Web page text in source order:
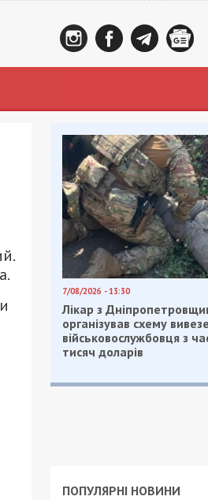
7/08/2026 - 13:30
Лікар з
організував схему
військовослужбовця з
тисяч доларів
ПОПУЛЯРНІ НОВИНИ